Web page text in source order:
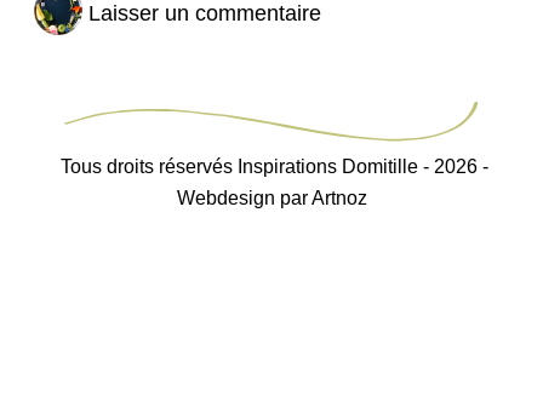
Tous droits réservés Inspirations Domitille - 2026 -
Webdesign par Artnoz